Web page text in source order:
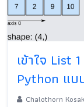
เข้าใจ List
Python แบ
Chalothorn